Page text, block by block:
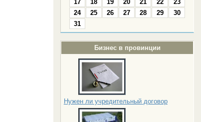
17
18 19 20 21 22
23
24
25 26 27 28 29
30
31
Бизнес в провинции
Нужен ли учредительный договор